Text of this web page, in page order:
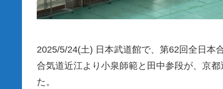
2025/5/24(土) 日本武道館で、第62回全日本
合気道近江より小泉師範と田中参段が、京
た。